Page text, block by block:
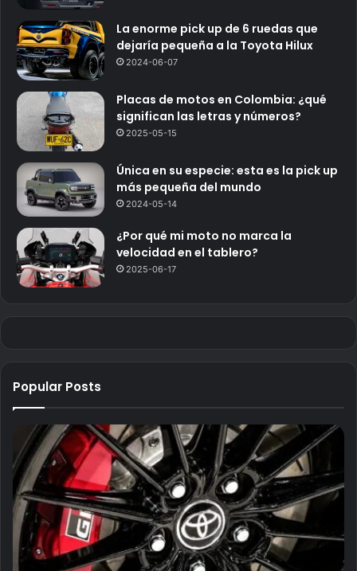
La enorme pick up de 6 ruedas que
dejaría pequeña a la Toyota Hilux
2024-06-07
Placas de motos en Colombia: ¿qué
significan las letras y números?
2025-05-15
Única en su especie: esta es la pick up
más pequeña del mundo
2024-05-14
¿Por qué mi moto no marca la
velocidad en el tablero?
2025-06-17
Popular Posts